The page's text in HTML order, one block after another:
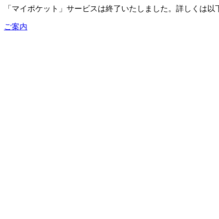
「マイポケット」サービスは終了いたしました。詳しくは以
ご案内